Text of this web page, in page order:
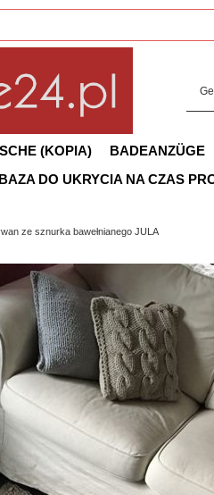
(KOPIA) BADEANZÜGE
DO UKRYCIA NA CZAS
ze sznurka bawełnianego JULA